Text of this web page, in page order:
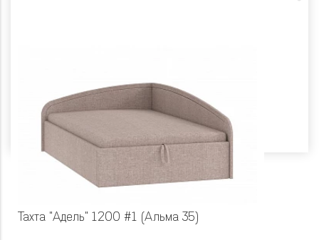
Тахта "Адель" 1200 #1 (Альма 35)